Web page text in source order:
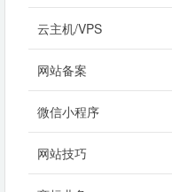
云主机/VPS
网站备案
微信小程序
网站技巧